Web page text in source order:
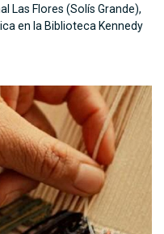
Las Flores (Solís Grande),
en la Biblioteca Kennedy